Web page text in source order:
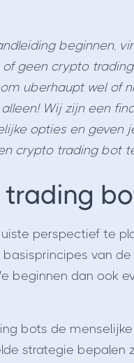
beginnen,
geen crypto
uberhaupt wel of
Wij zijn een
opties en geven
crypto trading bot
perspectief te
van
beginnen dan ook
bots de
strategie bepalen